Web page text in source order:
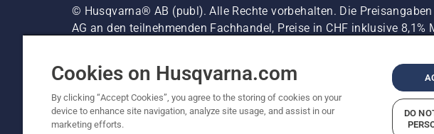
© Husqvarna® AB (publ). Alle Rechte vorbehalten. Die
AG an den teilnehmenden Fachhandel, Preise in CHF inklusive
unverbindliche Preisempfehlungen (inkl. MwSt), es sei denn sie
Cookie-Richtlinie Imprint
Cookies on Husqvarna.com
By clicking “Accept Cookies”, you agree to the storing of cookies on your
device to enhance site navigation, analyze site usage, and assist in our
marketing efforts.
DO